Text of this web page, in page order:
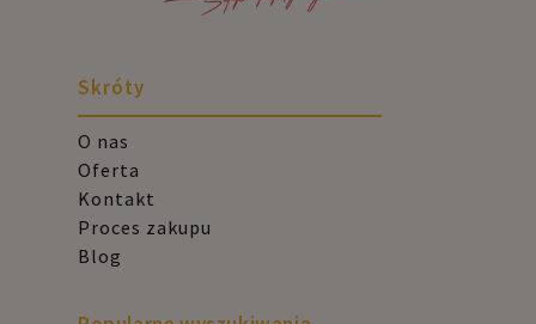
Skróty
O nas
Oferta
Kontakt
Proces zakupu
Blog